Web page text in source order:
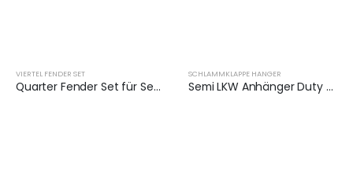
VIERTEL FENDER SET
Quarter Fender Set für Semi Truck | XKJ-QFS24BKLS
SCHLAMMKLAPPE HANGER
Semi LKW Anhänger Duty Schlammklappen | XKJ-MFH-03-SS-1/2